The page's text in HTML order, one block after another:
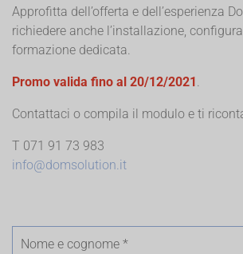
Approfitta dell’offerta e dell’esperienza
richiedere anche l’installazione,
formazione dedicata.
Promo valida fino al 20/12/2021
Contattaci o compila il modulo e ti
T 071 91 73 983
info@domsolution.it